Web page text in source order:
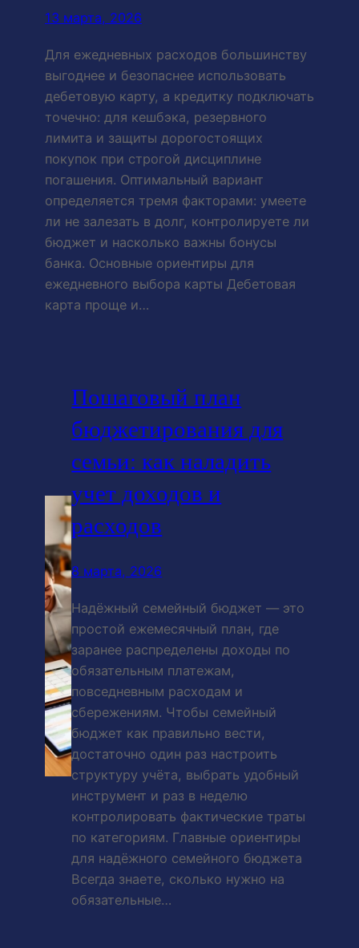
13 марта, 2026
Для ежедневных расходов большинству
выгоднее и безопаснее использовать
дебетовую карту, а кредитку подключать
точечно: для кешбэка, резервного
лимита и защиты дорогостоящих
покупок при строгой дисциплине
погашения. Оптимальный вариант
определяется тремя факторами: умеете
ли не залезать в долг, контролируете ли
бюджет и насколько важны бонусы
банка. Основные ориентиры для
ежедневного выбора карты Дебетовая
карта проще и…
Пошаговый план
бюджетирования для
семьи: как наладить
учет доходов и
расходов
8 марта, 2026
Надёжный семейный бюджет — это
простой ежемесячный план, где
заранее распределены доходы по
обязательным платежам,
повседневным расходам и
сбережениям. Чтобы семейный
бюджет как правильно вести,
достаточно один раз настроить
структуру учёта, выбрать удобный
инструмент и раз в неделю
контролировать фактические траты
по категориям. Главные ориентиры
для надёжного семейного бюджета
Всегда знаете, сколько нужно на
обязательные…